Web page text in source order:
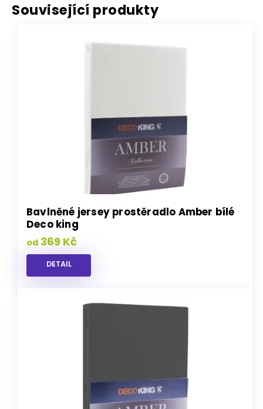
Související produkty
Bavlněné jersey prostěradlo Amber bílé
Deco king
od 369 Kč
DETAIL